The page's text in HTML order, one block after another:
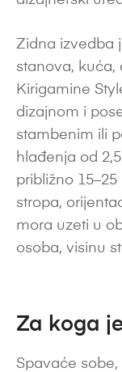
Zidna izvedba
stanova, kuća,
Kirigamine
dizajnom i
stambenim ili
hlađenja od
približno
stropa,
mora uzeti u
osoba, visinu
Za koga
Spavaće